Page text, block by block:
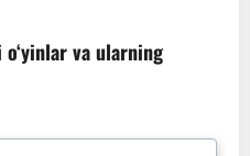
va ularning